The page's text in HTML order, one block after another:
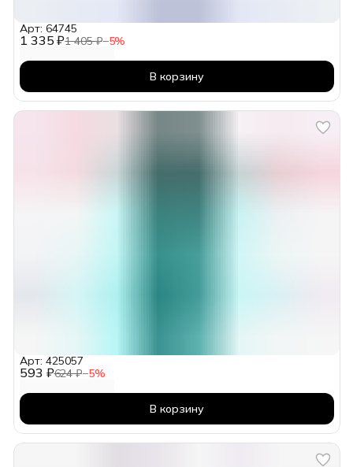
1 335 ₽1 405 ₽−5%
Арт: 64745
В корзину
593 ₽624 ₽−5%
Арт: 425057
В корзину